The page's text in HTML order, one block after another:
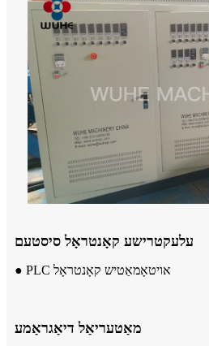
עלעקטרישע קאָנטראָל סיסטעם
● PLC אויטאָמאַטיש קאָנטראָל
מאַטעריאַל דיאַגראַמע